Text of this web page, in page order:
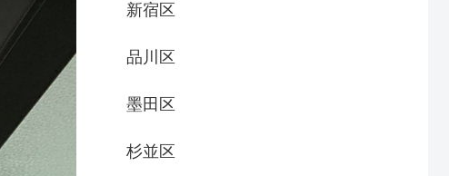
新宿区
品川区
墨田区
杉並区